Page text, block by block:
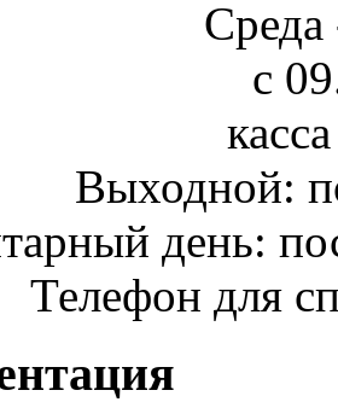
Среда
с
Выходной:
день:
Телефон для